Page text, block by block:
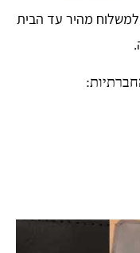
מהיר עד הבית